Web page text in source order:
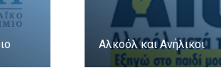
Αλκοόλ και Ανήλικοι